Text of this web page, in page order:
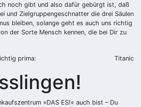
noch gibt und also dafür gebürgt ist, daß
und Zielgruppengeschnatter die drei Säulen
bleiben, solange geht es auch uns richtig
der Sorte Mensch kennen, die bei Dir zu
prima: Titanic
»DAS ES!« auch bist – Du